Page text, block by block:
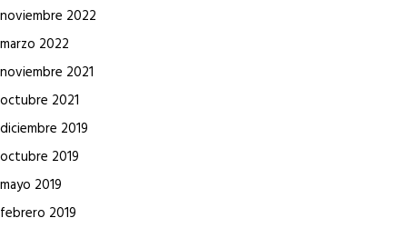
noviembre 2022
marzo 2022
noviembre 2021
octubre 2021
diciembre 2019
octubre 2019
mayo 2019
febrero 2019